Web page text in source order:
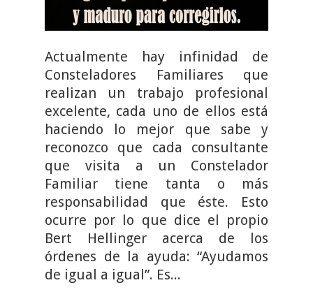
Actualmente hay infinidad de
Consteladores Familiares que
realizan un trabajo profesional
excelente, cada uno de ellos está
haciendo lo mejor que sabe y
reconozco que cada consultante
que visita a un Constelador
Familiar tiene tanta o más
responsabilidad que éste. Esto
ocurre por lo que dice el propio
Bert Hellinger acerca de los
órdenes de la ayuda: “Ayudamos
de igual a igual”. Es...